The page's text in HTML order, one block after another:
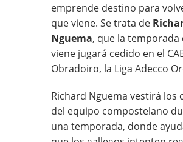
emprende destino para
que viene. Se trata de
Nguema, que la temporada
viene jugará cedido en el
Obradoiro, la Liga Adecco
Richard Nguema vestirá los
del equipo compostelano
una temporada, donde